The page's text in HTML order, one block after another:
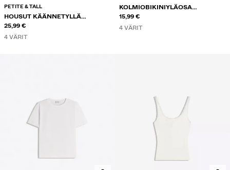
PETITE & TALL
HOUSUT KÄÄNNETYLLÄ
VYÖTÄRÖLLÄ
25,99 €
4 VÄRIT
KOLMIOBIKINIYLÄOSA
KONTRASTILLA
15,99 €
4 VÄRIT